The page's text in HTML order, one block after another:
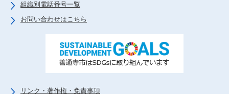
組織別電話番号一覧
お問い合わせはこちら
リンク・著作権・免責事項